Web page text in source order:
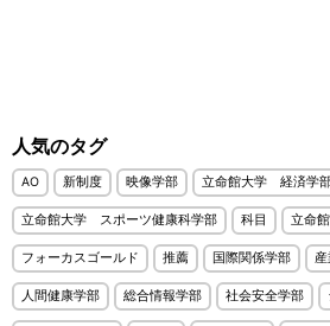
人気のタグ
AO 新制度 映像学部 立命館大学 経済学
立命館大学 スポーツ健康科学部 科目 立命
フォーカスゴールド 推薦 国際関係学部
人間健康学部 総合情報学部 社会安全学部